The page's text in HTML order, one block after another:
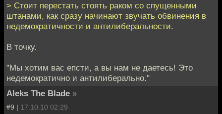
> Стоит перестать стоять раком со спущенными
штанами, как сразу начинают звучать обвинения в
недемократичности и антилиберальности.
В точку.
"Мы хотим вас епсти, а вы нам не даетесь! Это
недемократично и антилиберально."
Aleks The Blade »
#9 | 17.10.10 02:29